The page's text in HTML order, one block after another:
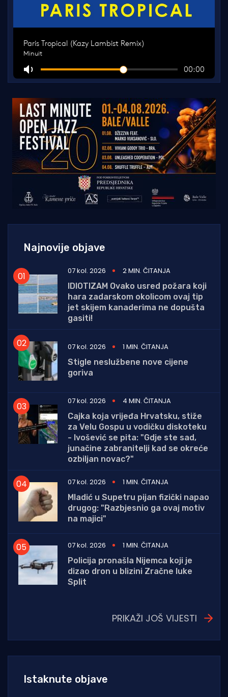
Najnovije objave
07 kol. 2026
2 MIN. ČITANJA
IDIOTIZAM Ovako usred požara koji
hara zadarskom okolicom ovaj tip
jet skijem kanaderima ne dopušta
gasiti!
07 kol. 2026
1 MIN. ČITANJA
Stigle neslužbene nove cijene
goriva
07 kol. 2026
4 MIN. ČITANJA
Cajka koja vrijeđa Hrvatsku, stiže
za Velu Gospu u vodičku diskoteku
- Ivošević se pita: "Gdje ste sad,
junačine zabranitelji kad se okreće
ozbiljan novac?"
07 kol. 2026
1 MIN. ČITANJA
Mladić u Supetru pijan fizički napao
drugog: "Razbjesnio ga ovaj motiv
na majici"
07 kol. 2026
1 MIN. ČITANJA
Policija pronašla Nijemca koji je
dizao dron u blizini Zračne luke
Split
PRIKAŽI JOŠ VIJESTI
Istaknute objave